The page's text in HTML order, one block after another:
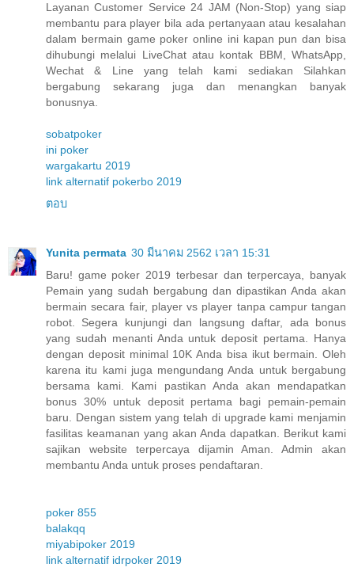
Layanan Customer Service 24 JAM (Non-Stop) yang siap
membantu para player bila ada pertanyaan atau kesalahan
dalam bermain game poker online ini kapan pun dan bisa
dihubungi melalui LiveChat atau kontak BBM, WhatsApp,
Wechat & Line yang telah kami sediakan Silahkan
bergabung sekarang juga dan menangkan banyak
bonusnya.
sobatpoker
ini poker
wargakartu 2019
link alternatif pokerbo 2019
ตอบ
Yunita permata 30 มีนาคม 2562 เวลา 15:31
Baru! game poker 2019 terbesar dan terpercaya, banyak
Pemain yang sudah bergabung dan dipastikan Anda akan
bermain secara fair, player vs player tanpa campur tangan
robot. Segera kunjungi dan langsung daftar, ada bonus
yang sudah menanti Anda untuk deposit pertama. Hanya
dengan deposit minimal 10K Anda bisa ikut bermain. Oleh
karena itu kami juga mengundang Anda untuk bergabung
bersama kami. Kami pastikan Anda akan mendapatkan
bonus 30% untuk deposit pertama bagi pemain-pemain
baru. Dengan sistem yang telah di upgrade kami menjamin
fasilitas keamanan yang akan Anda dapatkan. Berikut kami
sajikan website terpercaya dijamin Aman. Admin akan
membantu Anda untuk proses pendaftaran.
poker 855
balakqq
miyabipoker 2019
link alternatif idrpoker 2019